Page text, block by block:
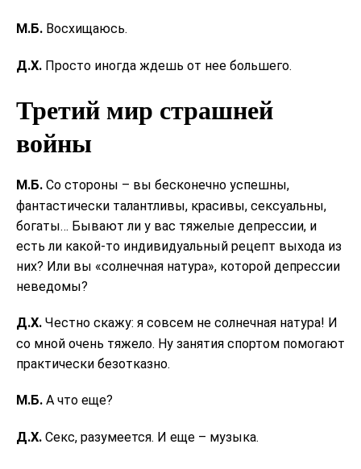
М.Б. Восхищаюсь.
Д.Х. Просто иногда ждешь от нее большего.
Третий мир страшней
войны
М.Б. Со стороны – вы бесконечно успешны,
фантастически талантливы, красивы, сексуальны,
богаты… Бывают ли у вас тяжелые депрессии, и
есть ли какой-то индивидуальный рецепт выхода из
них? Или вы «солнечная натура», которой депрессии
неведомы?
Д.Х. Честно скажу: я совсем не солнечная натура! И
со мной очень тяжело. Ну занятия спортом помогают
практически безотказно.
М.Б. А что еще?
Д.Х. Секс, разумеется. И еще – музыка.